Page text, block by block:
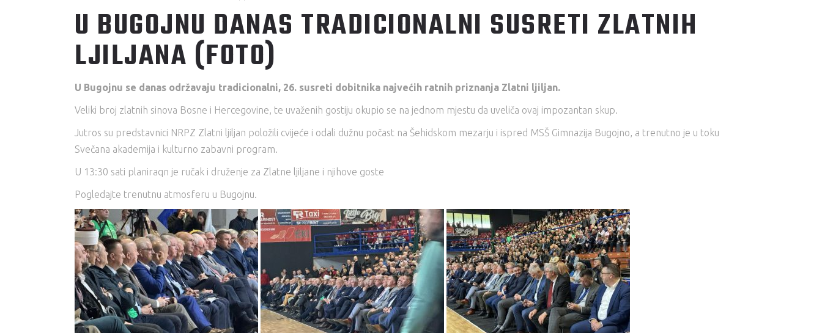
U BUGOJNU DANAS TRADICIONALNI SUSRETI ZLATNIH
LJILJANA (FOTO)
U Bugojnu se danas održavaju tradicionalni, 26. susreti dobitnika najvećih ratnih priznanja Zlatni ljiljan.
Veliki broj zlatnih sinova Bosne i Hercegovine, te uvaženih gostiju okupio se na jednom mjestu da uveliča ovaj impozantan skup.
Jutros su predstavnici NRPZ Zlatni ljiljan položili cvijeće i odali dužnu počast na Šehidskom mezarju i ispred MSŠ Gimnazija Bugojno, a trenutno je u toku
Svečana akademija i kulturno zabavni program.
U 13:30 sati planiraqn je ručak i druženje za Zlatne ljiljane i njihove goste
Pogledajte trenutnu atmosferu u Bugojnu.